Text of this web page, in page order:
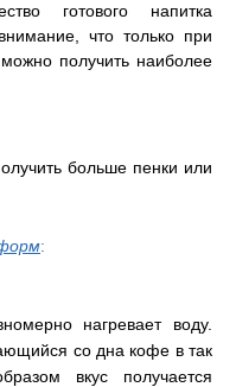
готового напитка
что только при
получить наиболее
больше пенки или
:
нагревает воду.
со дна кофе в так
вкус получается